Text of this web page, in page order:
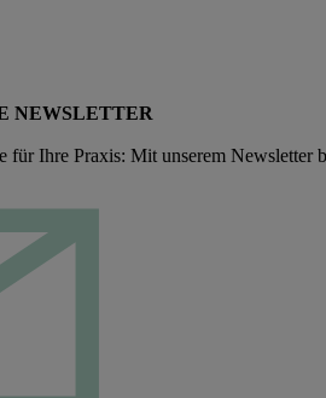
NEWSLETTER
für Ihre Praxis: Mit unserem Newsletter